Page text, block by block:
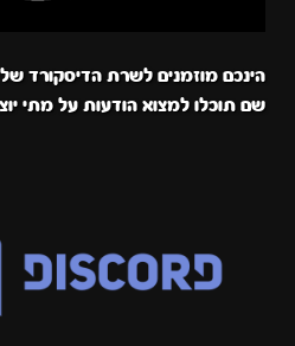
הינכם מוזמנים לשרת הדיסקורד
שם תוכלו למצוא הודעות על מתי